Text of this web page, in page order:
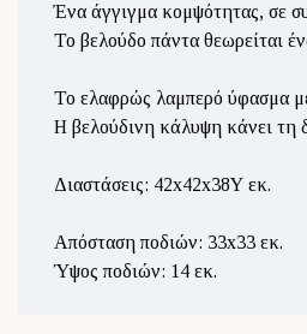
Ένα άγγιγμα κομψότητας, σε
Το βελούδο πάντα θεωρείται
Το ελαφρώς λαμπερό ύφασμα με
Η βελούδινη κάλυψη κάνει τη
Διαστάσεις: 42x42x38Υ εκ.
Απόσταση ποδιών: 33x33 εκ.
Ύψος ποδιών: 14 εκ.